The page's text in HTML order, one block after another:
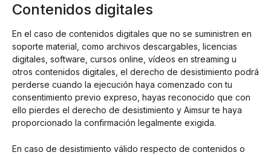
Contenidos digitales
En el caso de contenidos digitales que no se suministren en
soporte material, como archivos descargables, licencias
digitales, software, cursos online, vídeos en streaming u
otros contenidos digitales, el derecho de desistimiento podrá
perderse cuando la ejecución haya comenzado con tu
consentimiento previo expreso, hayas reconocido que con
ello pierdes el derecho de desistimiento y Aimsur te haya
proporcionado la confirmación legalmente exigida.
En caso de desistimiento válido respecto de contenidos o